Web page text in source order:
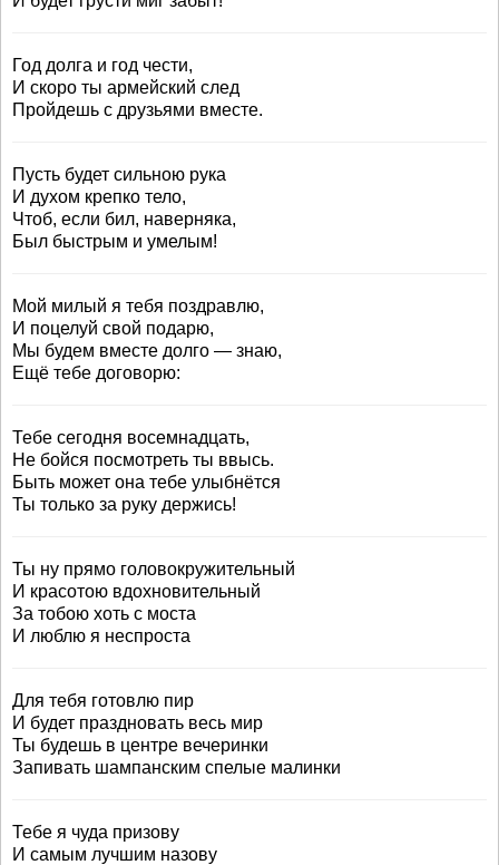
Год долга и год чести,
И скоро ты армейский след
Пройдешь с друзьями вместе.
Пусть будет сильною рука
И духом крепко тело,
Чтоб, если бил, наверняка,
Был быстрым и умелым!
Мой милый я тебя поздравлю,
И поцелуй свой подарю,
Мы будем вместе долго — знаю,
Ещё тебе договорю:
Тебе сегодня восемнадцать,
Не бойся посмотреть ты ввысь.
Быть может она тебе улыбнётся
Ты только за руку держись!
Ты ну прямо головокружительный
И красотою вдохновительный
За тобою хоть с моста
И люблю я неспроста
Для тебя готовлю пир
И будет праздновать весь мир
Ты будешь в центре вечеринки
Запивать шампанским спелые малинки
Тебе я чуда призову
И самым лучшим назову